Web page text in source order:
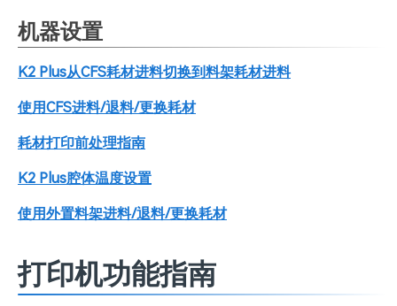
机器设置
K2 Plus从CFS耗材进料切换到料架耗材进料
使用CFS进料/退料/更换耗材
耗材打印前处理指南
K2 Plus腔体温度设置
使用外置料架进料/退料/更换耗材
打印机功能指南